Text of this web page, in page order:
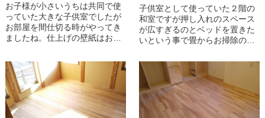
お子様が小さいうちは共同で使
っていた大きな子供室でしたが
お部屋を間仕切る時がやってき
ましたね。仕上げの壁紙はお子
ムです
子供室として使っていた２階の
和室ですが押し入れのスペース
が広すぎるのとベッドを置きた
いという事で畳からお掃除のし
まいたいという事でした。